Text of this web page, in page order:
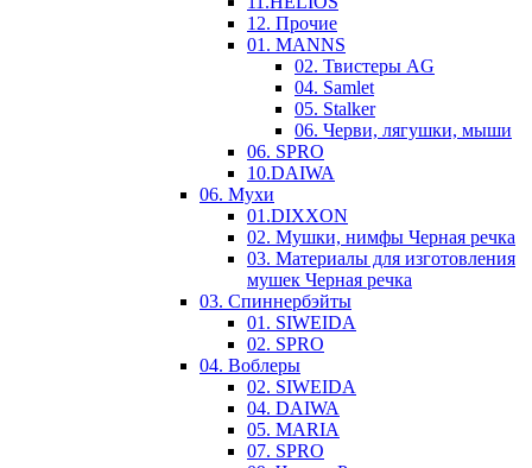
12. Прочие
01. MANNS
02. Твистеры AG
04. Samlet
05. Stalker
06. Черви, лягушки, мыши
06. SPRO
10.DAIWA
06. Мухи
01.DIXXON
02. Мушки, нимфы Черная речка
03. Материалы для изготовления
мушек Черная речка
03. Cпиннербэйты
01. SIWEIDA
02. SPRO
04. Воблеры
02. SIWEIDA
04. DAIWA
05. MARIA
07. SPRO